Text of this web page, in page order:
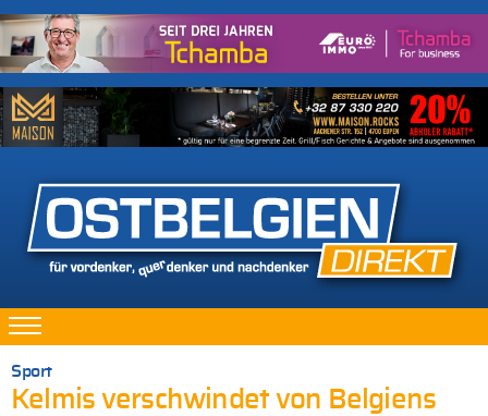
Sport
Kelmis verschwindet von Belgiens